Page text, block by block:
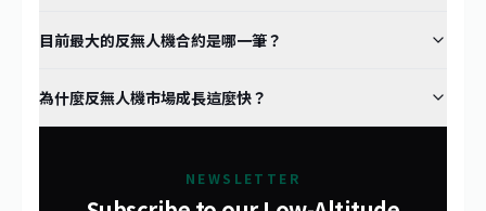
目前最大的反無人機合約是哪一筆？
為什麼反無人機市場成長這麼快？
NEWSLETTER